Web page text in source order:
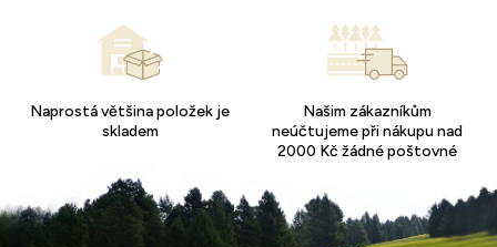
Naprostá většina položek je
skladem
Našim zákazníkům
neúčtujeme při nákupu nad
2000 Kč žádné poštovné